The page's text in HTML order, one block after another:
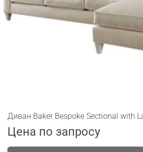
Диван Baker Bespoke Sectional with
Цена по запросу